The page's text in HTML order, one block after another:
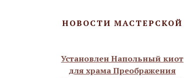
НОВОСТИ МАСТЕРСКОЙ
Установлен Напольный киот
для храма Преображения